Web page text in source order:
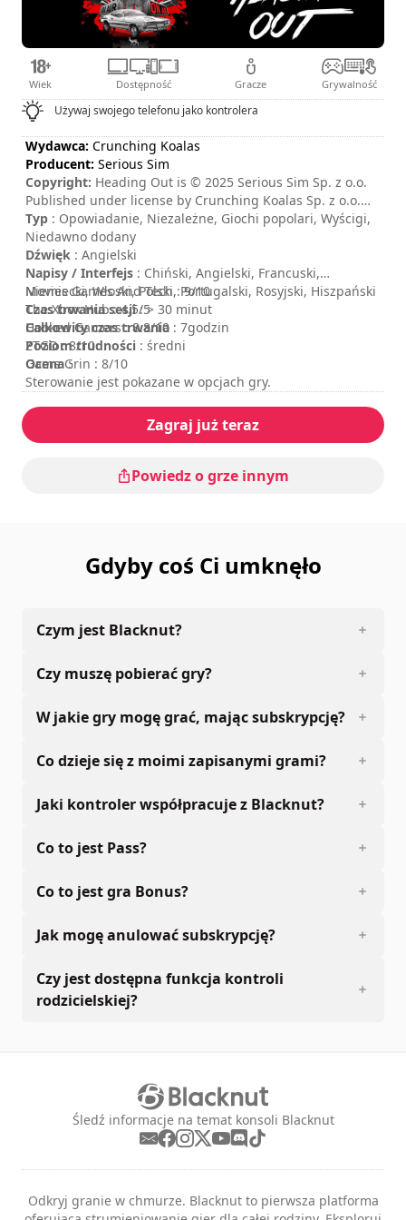
Wiek Dostępność Gracze Grywalność
Używaj swojego telefonu jako kontrolera
Wydawca: Crunching Koalas
Producent: Serious Sim
Copyright: Heading Out is © 2025 Serious Sim Sp. z o.o.
Published under license by Crunching Koalas Sp. z o.o.
"Heading Out", "Serious Sim", and their respective logos
are trademarks of Serious Sim Sp. z o.o. “Crunching
Koalas" and the Crunching Koalas are trademarks of
Crunching Koalas Sp. z o.o.
Typ : Opowiadanie, Niezależne, Giochi popolari, Wyścigi,
Niedawno dodany
Dźwięk : Angielski
Napisy / Interfejs : Chiński, Angielski, Francuski,
Niemiecki, Włoski, Polski, Portugalski, Rosyjski, Hiszpański
Czas trwania sesji: > 30 minut
Całkowity czas trwania : 7godzin
Poziom trudności : średni
Ocena:
Movies Games And Tech : 9/10
The Xbox Hub : 4.5/5
Hooked Gamers : 8.8/10
ZTGD : 8/10
Game Grin : 8/10
Sterowanie jest pokazane w opcjach gry.
Zagraj już teraz
Powiedz o grze innym
Gdyby coś Ci umknęło
Czym jest Blacknut?
Czy muszę pobierać gry?
W jakie gry mogę grać, mając subskrypcję?
Co dzieje się z moimi zapisanymi grami?
Jaki kontroler współpracuje z Blacknut?
Co to jest Pass?
Co to jest gra Bonus?
Jak mogę anulować subskrypcję?
Czy jest dostępna funkcja kontroli
rodzicielskiej?
Śledź informacje na temat konsoli Blacknut
Odkryj granie w chmurze. Blacknut to pierwsza platforma